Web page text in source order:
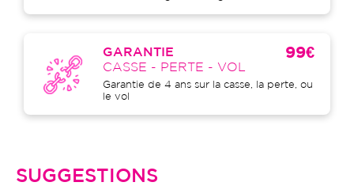
GARANTIE
CASSE - PERTE - VOL
99€
Garantie de 4 ans sur la casse, la perte, ou
le vol
SUGGESTIONS